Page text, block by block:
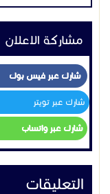
مشاركة الاعلان
شارك عبر فيس بوك
شارك عبر تويتر
شارك عبر واتساب
التعليقات